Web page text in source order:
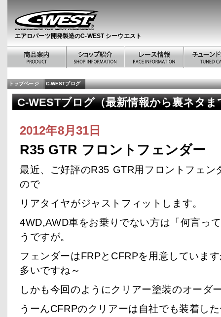
エアロパーツ開発製造のC-WEST シーウエスト
トップページ C-WESTブログ
C-WESTブログ（最新情報から裏ネタ
2012年8月31日
R35 GTR フロントフェンダー
最近、ご好評のR35 GTR用フロントフェン
ので
リアタイヤがジャストフィットします。
4WD,AWD車をお乗りでない方は「何言っ
うですが。
フェンダーはFRPとCFRPを用意していま
多いですね～
しかも今回のようにクリアー塗装のオーダ
うーんCFRPのクリアーは自社でも装着し